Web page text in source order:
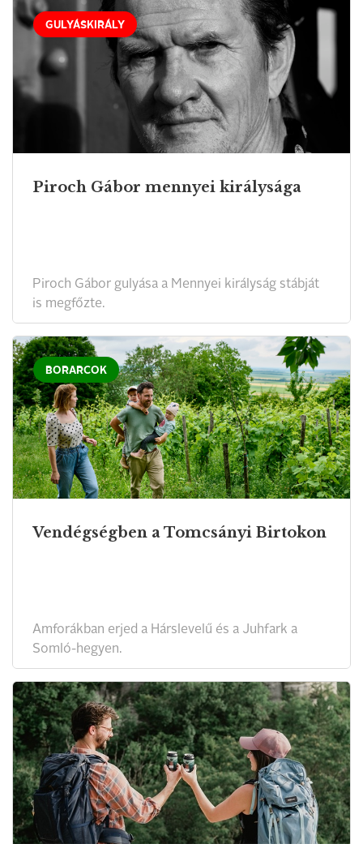
GULYÁSKIRÁLY
Piroch Gábor mennyei királysága
Piroch Gábor gulyása a Mennyei királyság stábját
is megfőzte.
BORARCOK
Vendégségben a Tomcsányi Birtokon
Amforákban erjed a Hárslevelű és a Juhfark a
Somló-hegyen.